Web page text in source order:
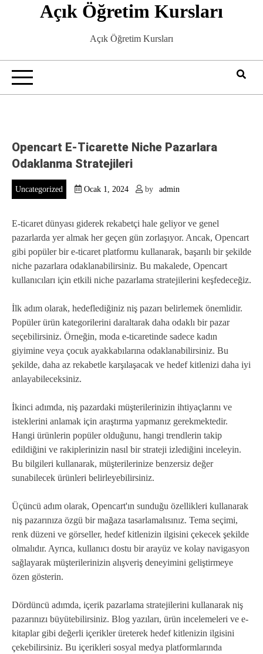
Açık Öğretim Kursları
Açık Öğretim Kursları
Opencart E-Ticarette Niche Pazarlara
Odaklanma Stratejileri
Uncategorized Ocak 1, 2024 by admin
E-ticaret dünyası giderek rekabetçi hale geliyor ve genel
pazarlarda yer almak her geçen gün zorlaşıyor. Ancak, Opencart
gibi popüler bir e-ticaret platformu kullanarak, başarılı bir şekilde
niche pazarlara odaklanabilirsiniz. Bu makalede, Opencart
kullanıcıları için etkili niche pazarlama stratejilerini keşfedeceğiz.
İlk adım olarak, hedeflediğiniz niş pazarı belirlemek önemlidir.
Popüler ürün kategorilerini daraltarak daha odaklı bir pazar
seçebilirsiniz. Örneğin, moda e-ticaretinde sadece kadın
giyimine veya çocuk ayakkabılarına odaklanabilirsiniz. Bu
şekilde, daha az rekabetle karşılaşacak ve hedef kitlenizi daha iyi
anlayabileceksiniz.
İkinci adımda, niş pazardaki müşterilerinizin ihtiyaçlarını ve
isteklerini anlamak için araştırma yapmanız gerekmektedir.
Hangi ürünlerin popüler olduğunu, hangi trendlerin takip
edildiğini ve rakiplerinizin nasıl bir strateji izlediğini inceleyin.
Bu bilgileri kullanarak, müşterilerinize benzersiz değer
sunabilecek ürünleri belirleyebilirsiniz.
Üçüncü adım olarak, Opencart'ın sunduğu özellikleri kullanarak
niş pazarınıza özgü bir mağaza tasarlamalısınız. Tema seçimi,
renk düzeni ve görseller, hedef kitlenizin ilgisini çekecek şekilde
olmalıdır. Ayrıca, kullanıcı dostu bir arayüz ve kolay navigasyon
sağlayarak müşterilerinizin alışveriş deneyimini geliştirmeye
özen gösterin.
Dördüncü adımda, içerik pazarlama stratejilerini kullanarak niş
pazarınızı büyütebilirsiniz. Blog yazıları, ürün incelemeleri ve e-
kitaplar gibi değerli içerikler üreterek hedef kitlenizin ilgisini
çekebilirsiniz. Bu içerikleri sosyal medya platformlarında